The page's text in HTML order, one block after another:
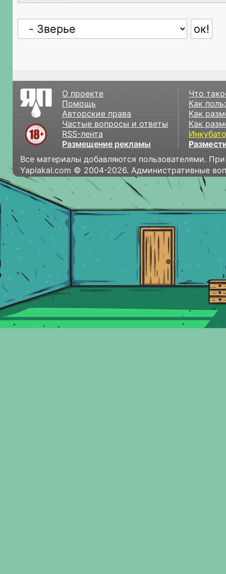
О проекте
Помощь
Авторские права
Частые вопросы и ответы
RSS-лента
Размещение рекламы
Что
Как
Как
Как
Все материалы добавляются пользователями.
Yaplakal.com © 2004-2026. Административные